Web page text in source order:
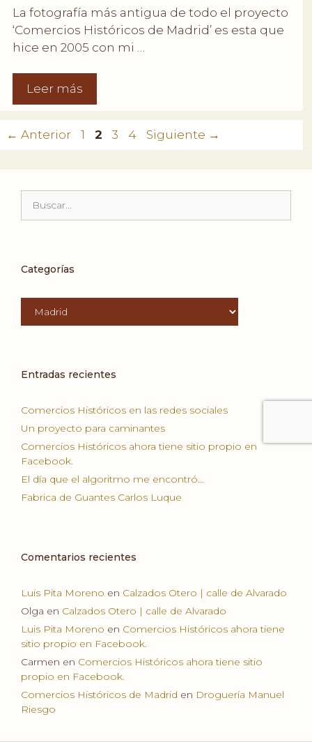
La fotografía más antigua de todo el proyecto
‘Comercios Históricos de Madrid’ es esta que
hice en 2005 con mi …
Leer más
← Anterior Página
1 Página
2 Página
3 Página
4 Siguiente →
Categorías
Entradas recientes
Comercios Históricos en las redes sociales
Un proyecto para caminantes
Comercios Históricos ahora tiene sitio propio en
Facebook.
El día que el algoritmo me encontró…
Fabrica de Guantes Carlos Luque
Comentarios recientes
Luis Pita Moreno en Calzados Otero | calle de Alvarado
Olga en Calzados Otero | calle de Alvarado
Luis Pita Moreno en Comercios Históricos ahora tiene
sitio propio en Facebook.
Carmen en Comercios Históricos ahora tiene sitio
propio en Facebook.
Comercios Históricos de Madrid en Droguería Manuel
Riesgo